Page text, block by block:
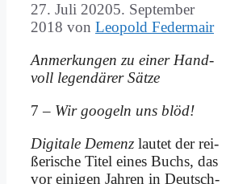
27. Juli 20205. September
2018 von Leopold Federmair
An­mer­kun­gen zu ei­ner Hand­
voll le­gen­dä­rer Sät­ze
7 – Wir goo­geln uns blöd!
Di­gi­ta­le De­menz lau­tet der rei­
ße­ri­sche Ti­tel ei­nes Buchs, das
vor ei­ni­gen Jah­ren in Deutsch­